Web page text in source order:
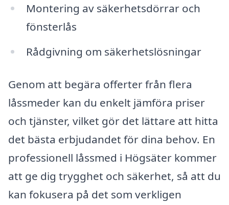
Montering av säkerhetsdörrar och
fönsterlås
Rådgivning om säkerhetslösningar
Genom att begära offerter från flera
låssmeder kan du enkelt jämföra priser
och tjänster, vilket gör det lättare att hitta
det bästa erbjudandet för dina behov. En
professionell låssmed i Högsäter kommer
att ge dig trygghet och säkerhet, så att du
kan fokusera på det som verkligen